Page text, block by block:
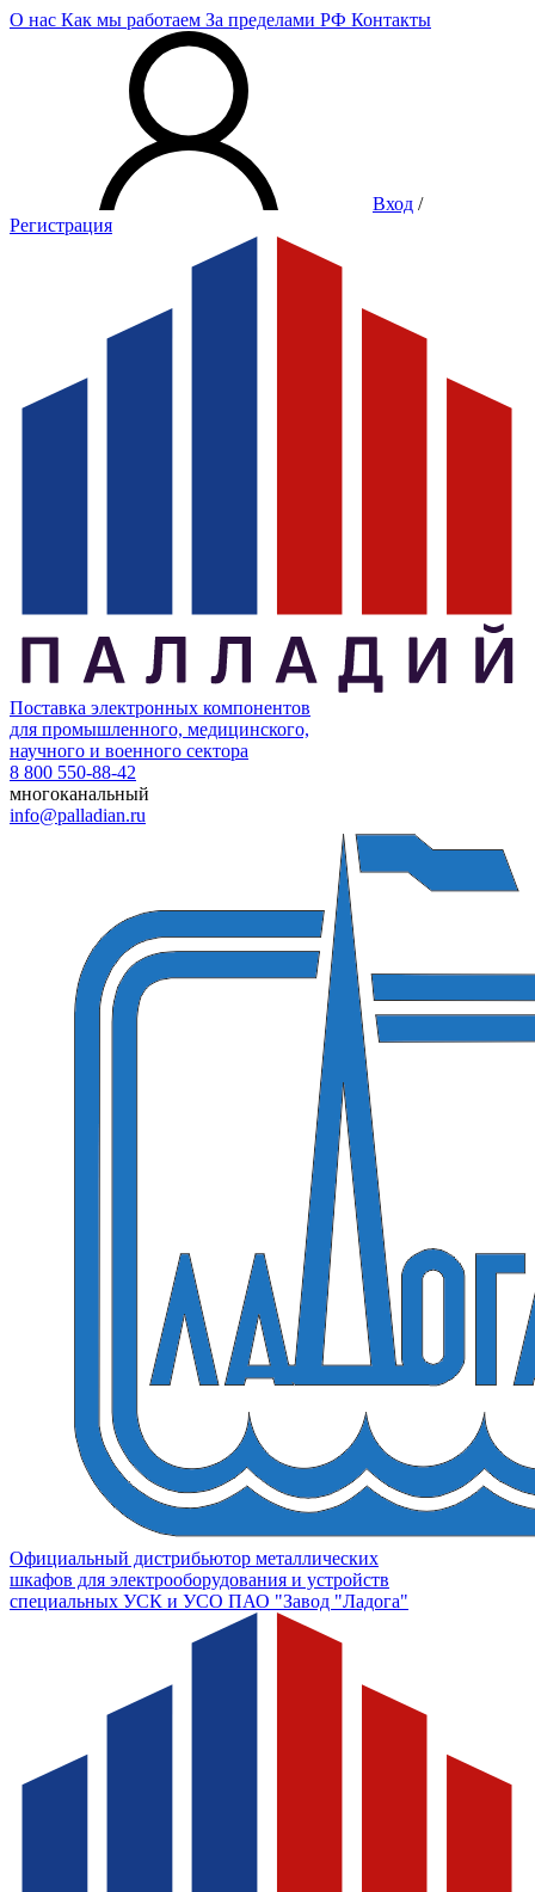
О нас Как мы работаем За пределами РФ Контакты
Вход /
Регистрация
Поставка электронных компонентов
для промышленного, медицинского,
научного и военного сектора
8 800 550-88-42
многоканальный
info@palladian.ru
Официальный дистрибьютор металлических
шкафов для электрооборудования и устройств
специальных УСК и УСО ПАО "Завод "Ладога"